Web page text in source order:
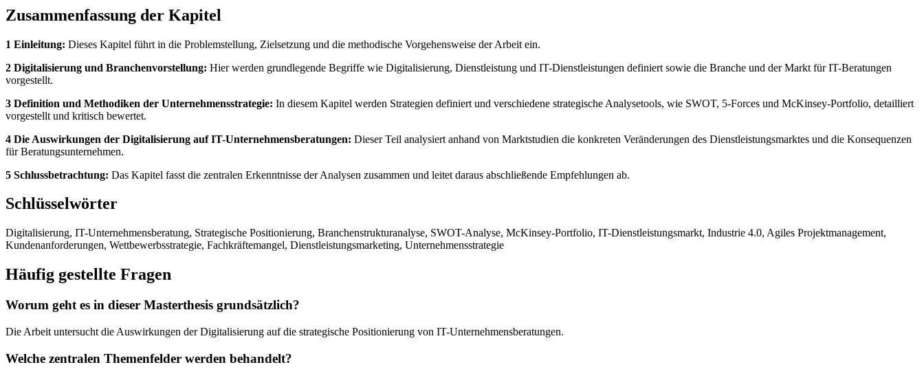
Zusammenfassung der Kapitel
1 Einleitung: Dieses Kapitel führt in die Problemstellung, Zielsetzung und die methodische Vorgehensweise der Arbeit ein.
2 Digitalisierung und Branchenvorstellung: Hier werden grundlegende Begriffe wie Digitalisierung, Dienstleistung und IT-Dienstleistungen definiert sowie die Branche und der Markt für IT-Beratungen
vorgestellt.
3 Definition und Methodiken der Unternehmensstrategie: In diesem Kapitel werden Strategien definiert und verschiedene strategische Analysetools, wie SWOT, 5-Forces und McKinsey-Portfolio, detailliert
vorgestellt und kritisch bewertet.
4 Die Auswirkungen der Digitalisierung auf IT-Unternehmensberatungen: Dieser Teil analysiert anhand von Marktstudien die konkreten Veränderungen des Dienstleistungsmarktes und die Konsequenzen
für Beratungsunternehmen.
5 Schlussbetrachtung: Das Kapitel fasst die zentralen Erkenntnisse der Analysen zusammen und leitet daraus abschließende Empfehlungen ab.
Schlüsselwörter
Digitalisierung, IT-Unternehmensberatung, Strategische Positionierung, Branchenstrukturanalyse, SWOT-Analyse, McKinsey-Portfolio, IT-Dienstleistungsmarkt, Industrie 4.0, Agiles Projektmanagement,
Kundenanforderungen, Wettbewerbsstrategie, Fachkräftemangel, Dienstleistungsmarketing, Unternehmensstrategie
Häufig gestellte Fragen
Worum geht es in dieser Masterthesis grundsätzlich?
Die Arbeit untersucht die Auswirkungen der Digitalisierung auf die strategische Positionierung von IT-Unternehmensberatungen.
Welche zentralen Themenfelder werden behandelt?